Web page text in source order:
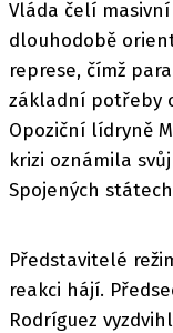
Vláda čelí
dlouhodobě
represe, čímž
základní potřeby
Opoziční lídryně
krizi oznámila
Spojených
Představitelé
reakci hájí.
Rodríguez